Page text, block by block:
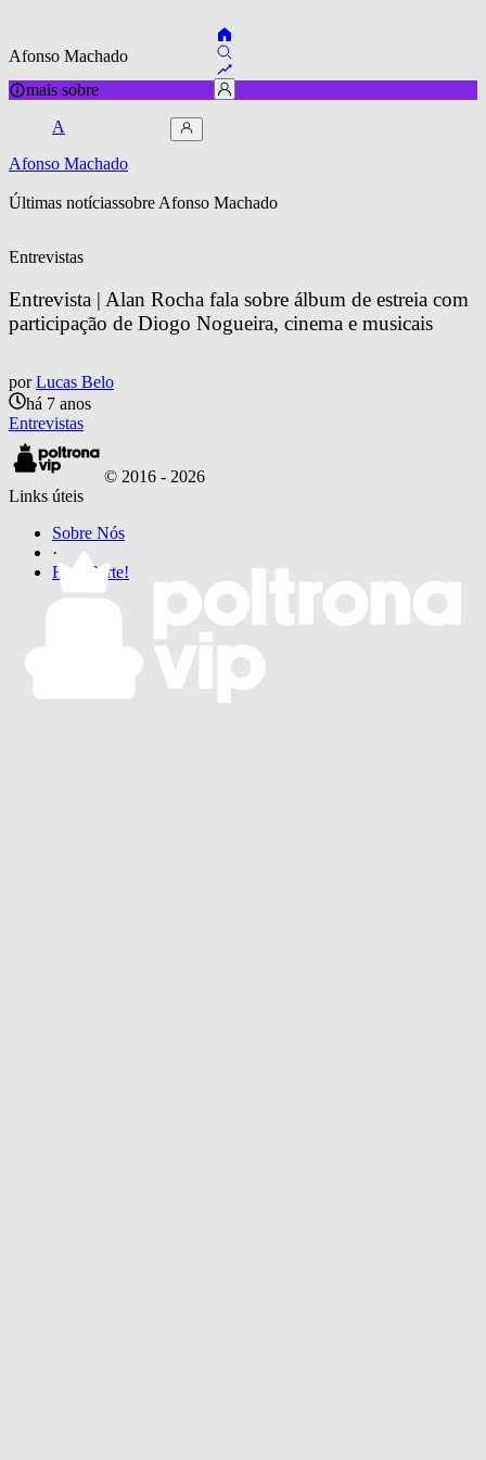
Afonso Machado
mais sobre
A
Afonso Machado
Últimas notíciassobre Afonso Machado
Entrevistas
Entrevista | Alan Rocha fala sobre álbum de estreia com
participação de Diogo Nogueira, cinema e musicais
por Lucas Belo
há 7 anos
Entrevistas
© 2016 - 2026
Links úteis
Sobre Nós
·
Faça Parte!